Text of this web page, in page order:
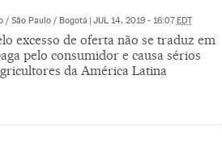
/ São Paulo / Bogotá JUL 14, 2019 - 16:07 EDT
excesso de oferta não se traduz em
pelo consumidor e causa sérios
da América Latina